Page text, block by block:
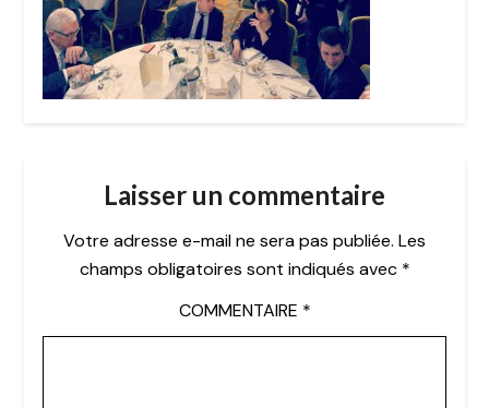
Laisser un commentaire
Votre adresse e-mail ne sera pas publiée. Les
champs obligatoires sont indiqués avec *
COMMENTAIRE *